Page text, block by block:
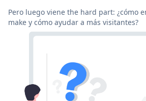
Pero luego viene the hard part: ¿cómo
make y cómo ayudar a más visitantes?